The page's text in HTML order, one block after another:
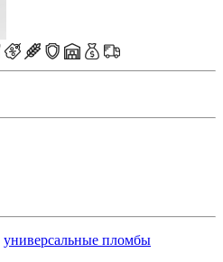
универсальные пломбы